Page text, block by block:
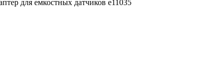
для емкостных датчиков e11035